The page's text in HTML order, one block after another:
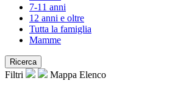
7-11 anni
12 anni e oltre
Tutta la famiglia
Mamme
Ricerca
Filtri Mappa Elenco